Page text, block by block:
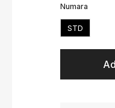
Numara
STD